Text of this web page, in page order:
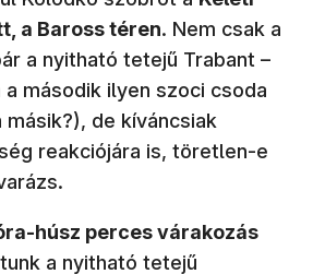
a Baross téren. Nem csak a
a nyitható tetejű Trabant –
a második ilyen szoci csoda
másik?), de kíváncsiak
reakciójára is, töretlen-e
húsz perces várakozás
a nyitható tetejű